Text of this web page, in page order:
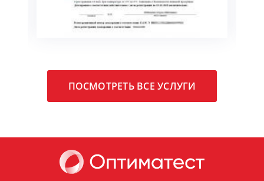
ПОСМОТРЕТЬ ВСЕ УСЛУГИ